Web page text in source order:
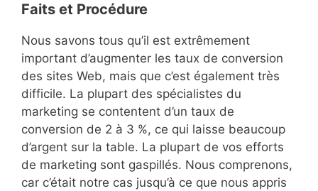
Faits et Procédure
Nous savons tous qu’il est extrêmement
important d’augmenter les taux de conversion
des sites Web, mais que c’est également très
difficile. La plupart des spécialistes du
marketing se contentent d’un taux de
conversion de 2 à 3 %, ce qui laisse beaucoup
d’argent sur la table. La plupart de vos efforts
de marketing sont gaspillés. Nous comprenons,
car c’était notre cas jusqu’à ce que nous appris